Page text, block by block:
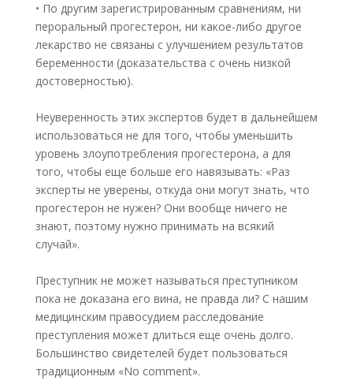
• По другим зарегистрированным сравнениям, ни
пероральный прогестерон, ни какое-либо другое
лекарство не связаны с улучшением результатов
беременности (доказательства с очень низкой
достоверностью).
Неуверенность этих экспертов будет в дальнейшем
использоваться не для того, чтобы уменьшить
уровень злоупотребления прогестерона, а для
того, чтобы еще больше его навязывать: «Раз
эксперты не уверены, откуда они могут знать, что
прогестерон не нужен? Они вообще ничего не
знают, поэтому нужно принимать на всякий
случай».
Преступник не может называться преступником
пока не доказана его вина, не правда ли? С нашим
медицинским правосудием расследование
преступления может длиться еще очень долго.
Большинство свидетелей будет пользоваться
традиционным «No comment».